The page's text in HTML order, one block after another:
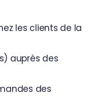
les clients de la
auprès des
des